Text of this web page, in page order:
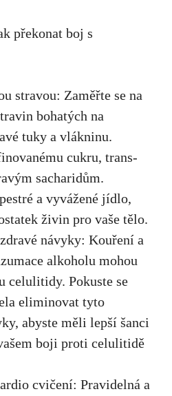
překonat boj s
stravou: Zaměřte se na
bohatých na
tuky a vlákninu.
cukru, trans-
sacharidům.
a vyvážené jídlo,
živin pro vaše tělo.
návyky: Kouření a
alkoholu mohou
celulitidy. Pokuste se
eliminovat tyto
abyste měli lepší šanci
boji proti celulitidě
cvičení: Pravidelná a